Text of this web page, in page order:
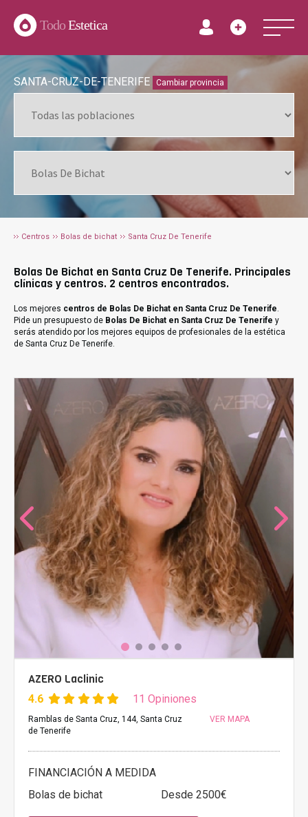
TodoEstetica
SANTA-CRUZ-DE-TENERIFE Cambiar provincia
Centros Bolas de bichat Santa Cruz De Tenerife
Bolas De Bichat en Santa Cruz De Tenerife. Principales
clínicas y centros. 2 centros encontrados.
Los mejores centros de Bolas De Bichat en Santa Cruz De Tenerife.
Pide un presupuesto de Bolas De Bichat en Santa Cruz De Tenerife y
serás atendido por los mejores equipos de profesionales de la estética
de Santa Cruz De Tenerife.
AZERO Laclinic
4.6 11 Opiniones
Ramblas de Santa Cruz, 144, Santa Cruz
de Tenerife
VER MAPA
FINANCIACIÓN A MEDIDA
Bolas de bichat
Desde 2500€